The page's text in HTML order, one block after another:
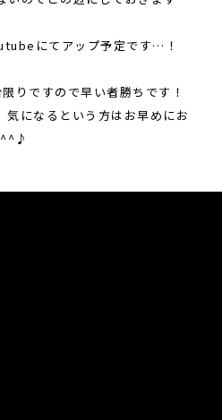
にてアップ予定です…！
りですので早い者勝ちです！
気になるという方はお早めにお